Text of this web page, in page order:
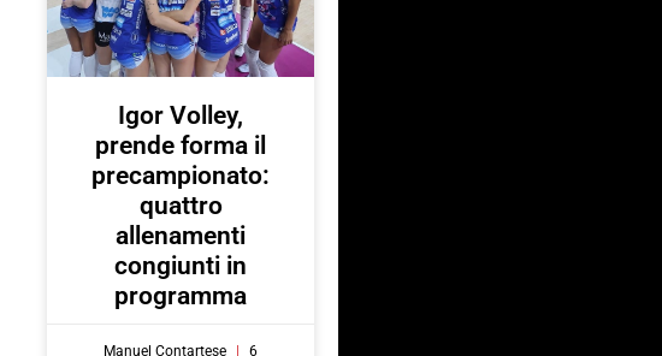
Igor Volley,
prende forma il
precampionato:
quattro
allenamenti
congiunti in
programma
Manuel Contartese 6